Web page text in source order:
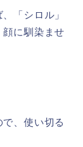
「 シロル 」
顔に馴染ませ
で、使い切る